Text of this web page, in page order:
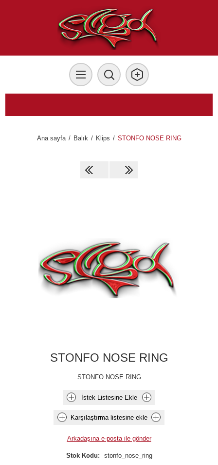
Ana sayfa / Balık / Klips / STONFO NOSE RING
STONFO NOSE RING
STONFO NOSE RING
İstek Listesine Ekle
Karşılaştırma listesine ekle
Arkadaşına e-posta ile gönder
Stok Kodu: stonfo_nose_ring